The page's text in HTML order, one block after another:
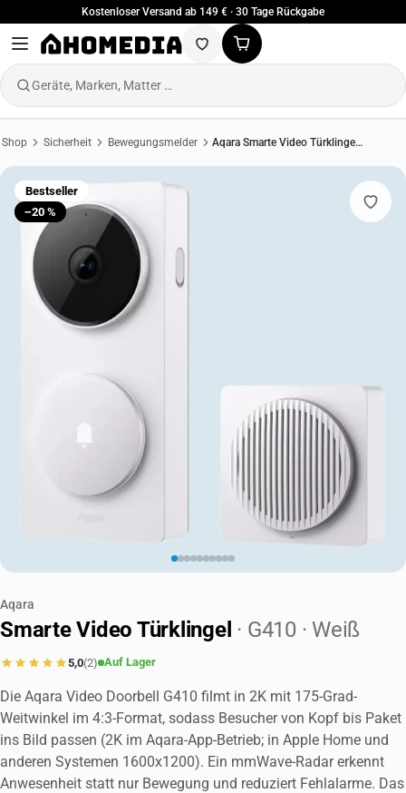
Kostenloser Versand ab 149 € · 30 Tage Rückgabe
Geräte, Marken, Matter …
Shop Sicherheit Bewegungsmelder Aqara Smarte Video Türklingel G410
Bestseller
−20 %
Aqara
Smarte Video Türklingel · G410 · Weiß
5,0(2) Auf Lager
Die Aqara Video Doorbell G410 filmt in 2K mit 175-Grad-
Weitwinkel im 4:3-Format, sodass Besucher von Kopf bis Paket
ins Bild passen (2K im Aqara-App-Betrieb; in Apple Home und
anderen Systemen 1600x1200). Ein mmWave-Radar erkennt
Anwesenheit statt nur Bewegung und reduziert Fehlalarme. Das